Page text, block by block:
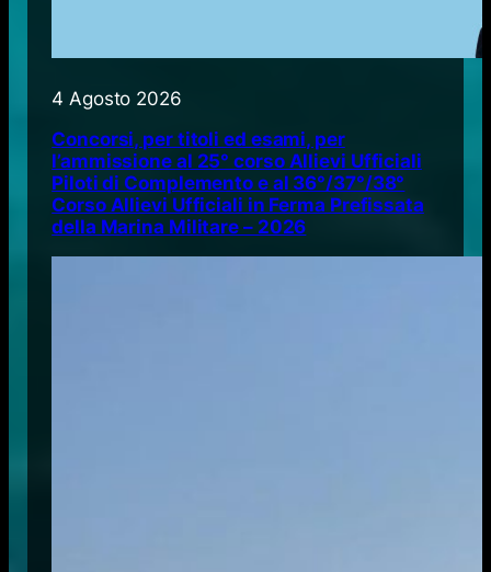
4 Agosto 2026
Concorsi, per titoli ed esami, per
l’ammissione al 25° corso Allievi Ufficiali
Piloti di Complemento e al 36°/37°/38°
Corso Allievi Ufficiali in Ferma Prefissata
della Marina Militare – 2026